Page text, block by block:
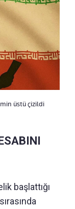
üstü çizildi
başlattığı